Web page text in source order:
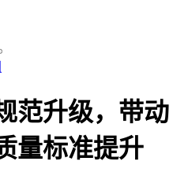
范升级，带动
量标准提升